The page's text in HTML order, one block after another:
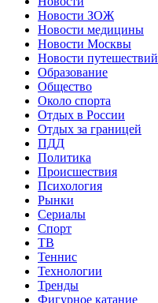
Новости ЗОЖ
Новости медицины
Новости Москвы
Новости путешествий
Образование
Общество
Около спорта
Отдых в России
Отдых за границей
ПДД
Политика
Происшествия
Психология
Рынки
Сериалы
Спорт
ТВ
Теннис
Технологии
Тренды
Фигурное катание